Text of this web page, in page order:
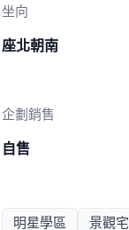
坐向
座北朝南
企劃銷售
自售
明星學區 景觀宅